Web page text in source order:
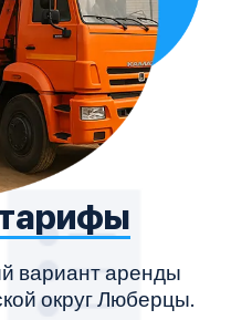
вариант аренды
округ Люберцы.